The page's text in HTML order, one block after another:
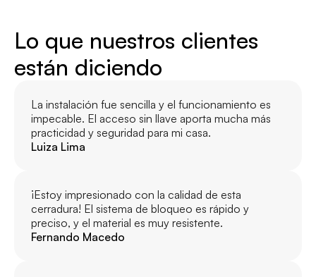
Lo que nuestros clientes
están diciendo
La instalación fue sencilla y el funcionamiento es
impecable. El acceso sin llave aporta mucha más
practicidad y seguridad para mi casa.
Luiza Lima
¡Estoy impresionado con la calidad de esta
cerradura! El sistema de bloqueo es rápido y
preciso, y el material es muy resistente.
Fernando Macedo